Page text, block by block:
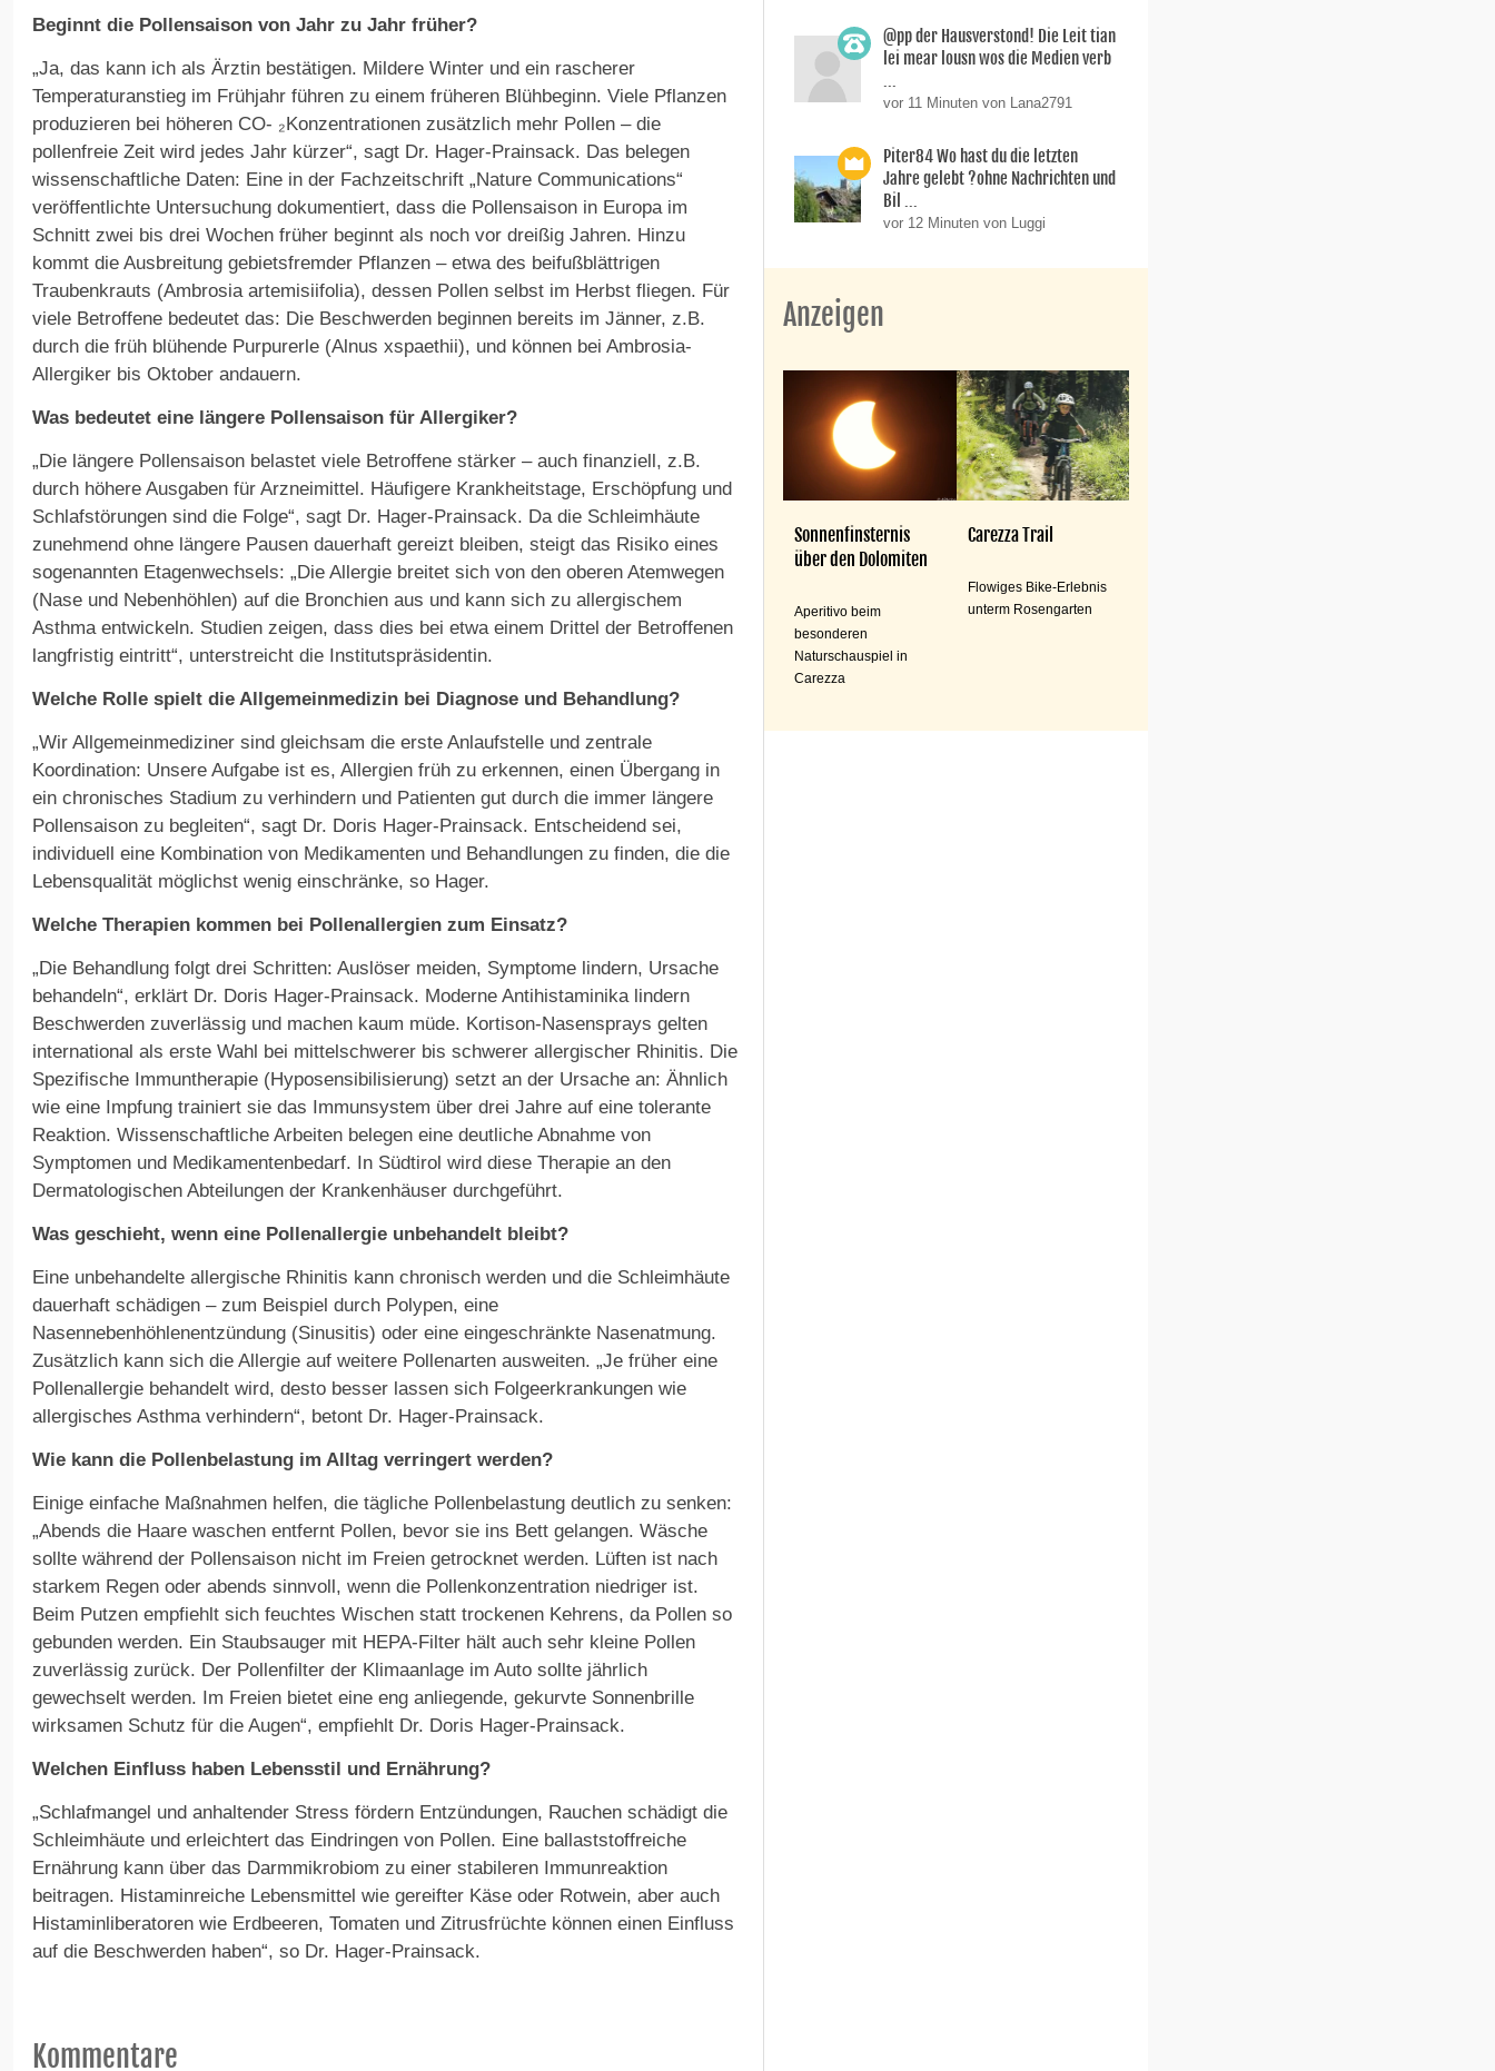
Beginnt die Pollensaison von Jahr zu Jahr früher?
„Ja, das kann ich als Ärztin bestätigen. Mildere Winter und ein rascherer
Temperaturanstieg im Frühjahr führen zu einem früheren Blühbeginn. Viele Pflanzen
produzieren bei höheren CO- ₂Konzentrationen zusätzlich mehr Pollen – die
pollenfreie Zeit wird jedes Jahr kürzer“, sagt Dr. Hager-Prainsack. Das belegen
wissenschaftliche Daten: Eine in der Fachzeitschrift „Nature Communications“
veröffentlichte Untersuchung dokumentiert, dass die Pollensaison in Europa im
Schnitt zwei bis drei Wochen früher beginnt als noch vor dreißig Jahren. Hinzu
kommt die Ausbreitung gebietsfremder Pflanzen – etwa des beifußblättrigen
Traubenkrauts (Ambrosia artemisiifolia), dessen Pollen selbst im Herbst fliegen. Für
viele Betroffene bedeutet das: Die Beschwerden beginnen bereits im Jänner, z.B.
durch die früh blühende Purpurerle (Alnus xspaethii), und können bei Ambrosia-
Allergiker bis Oktober andauern.
Was bedeutet eine längere Pollensaison für Allergiker?
„Die längere Pollensaison belastet viele Betroffene stärker – auch finanziell, z.B.
durch höhere Ausgaben für Arzneimittel. Häufigere Krankheitstage, Erschöpfung und
Schlafstörungen sind die Folge“, sagt Dr. Hager-Prainsack. Da die Schleimhäute
zunehmend ohne längere Pausen dauerhaft gereizt bleiben, steigt das Risiko eines
sogenannten Etagenwechsels: „Die Allergie breitet sich von den oberen Atemwegen
(Nase und Nebenhöhlen) auf die Bronchien aus und kann sich zu allergischem
Asthma entwickeln. Studien zeigen, dass dies bei etwa einem Drittel der Betroffenen
langfristig eintritt“, unterstreicht die Institutspräsidentin.
Welche Rolle spielt die Allgemeinmedizin bei Diagnose und Behandlung?
„Wir Allgemeinmediziner sind gleichsam die erste Anlaufstelle und zentrale
Koordination: Unsere Aufgabe ist es, Allergien früh zu erkennen, einen Übergang in
ein chronisches Stadium zu verhindern und Patienten gut durch die immer längere
Pollensaison zu begleiten“, sagt Dr. Doris Hager-Prainsack. Entscheidend sei,
individuell eine Kombination von Medikamenten und Behandlungen zu finden, die die
Lebensqualität möglichst wenig einschränke, so Hager.
Welche Therapien kommen bei Pollenallergien zum Einsatz?
„Die Behandlung folgt drei Schritten: Auslöser meiden, Symptome lindern, Ursache
behandeln“, erklärt Dr. Doris Hager-Prainsack. Moderne Antihistaminika lindern
Beschwerden zuverlässig und machen kaum müde. Kortison-Nasensprays gelten
international als erste Wahl bei mittelschwerer bis schwerer allergischer Rhinitis. Die
Spezifische Immuntherapie (Hyposensibilisierung) setzt an der Ursache an: Ähnlich
wie eine Impfung trainiert sie das Immunsystem über drei Jahre auf eine tolerante
Reaktion. Wissenschaftliche Arbeiten belegen eine deutliche Abnahme von
Symptomen und Medikamentenbedarf. In Südtirol wird diese Therapie an den
Dermatologischen Abteilungen der Krankenhäuser durchgeführt.
Was geschieht, wenn eine Pollenallergie unbehandelt bleibt?
Eine unbehandelte allergische Rhinitis kann chronisch werden und die Schleimhäute
dauerhaft schädigen – zum Beispiel durch Polypen, eine
Nasennebenhöhlenentzündung (Sinusitis) oder eine eingeschränkte Nasenatmung.
Zusätzlich kann sich die Allergie auf weitere Pollenarten ausweiten. „Je früher eine
Pollenallergie behandelt wird, desto besser lassen sich Folgeerkrankungen wie
allergisches Asthma verhindern“, betont Dr. Hager-Prainsack.
Wie kann die Pollenbelastung im Alltag verringert werden?
Einige einfache Maßnahmen helfen, die tägliche Pollenbelastung deutlich zu senken:
„Abends die Haare waschen entfernt Pollen, bevor sie ins Bett gelangen. Wäsche
sollte während der Pollensaison nicht im Freien getrocknet werden. Lüften ist nach
starkem Regen oder abends sinnvoll, wenn die Pollenkonzentration niedriger ist.
Beim Putzen empfiehlt sich feuchtes Wischen statt trockenen Kehrens, da Pollen so
gebunden werden. Ein Staubsauger mit HEPA-Filter hält auch sehr kleine Pollen
zuverlässig zurück. Der Pollenfilter der Klimaanlage im Auto sollte jährlich
gewechselt werden. Im Freien bietet eine eng anliegende, gekurvte Sonnenbrille
wirksamen Schutz für die Augen“, empfiehlt Dr. Doris Hager-Prainsack.
Welchen Einfluss haben Lebensstil und Ernährung?
„Schlafmangel und anhaltender Stress fördern Entzündungen, Rauchen schädigt die
Schleimhäute und erleichtert das Eindringen von Pollen. Eine ballaststoffreiche
Ernährung kann über das Darmmikrobiom zu einer stabileren Immunreaktion
beitragen. Histaminreiche Lebensmittel wie gereifter Käse oder Rotwein, aber auch
Histaminliberatoren wie Erdbeeren, Tomaten und Zitrusfrüchte können einen Einfluss
auf die Beschwerden haben“, so Dr. Hager-Prainsack.
Kommentare
@pp der Hausverstond! Die Leit tian
lei mear lousn wos die Medien verb
...
vor 11 Minuten von Lana2791
Piter84 Wo hast du die letzten
Jahre gelebt ?ohne Nachrichten und
Bil ...
vor 12 Minuten von Luggi
Anzeigen
Sonnenfinsternis
über den Dolomiten
Aperitivo beim
besonderen
Naturschauspiel in
Carezza
Carezza Trail
Flowiges Bike-Erlebnis
unterm Rosengarten